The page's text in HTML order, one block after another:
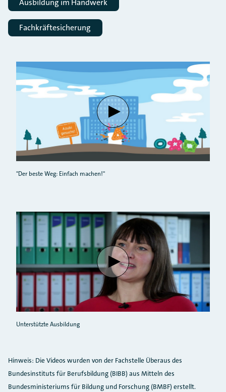
Ausbildung im Handwerk
Fachkräftesicherung
Verbindung mit Youtube
"Der beste Weg: Einfach machen!"
Verbindung mit Youtube
Unterstützte Ausbildung
Hinweis: Die Videos wurden von der Fachstelle Überaus des
Bundesinstituts für Berufsbildung (BIBB) aus Mitteln des
Bundesministeriums für Bildung und Forschung (BMBF) erstellt.